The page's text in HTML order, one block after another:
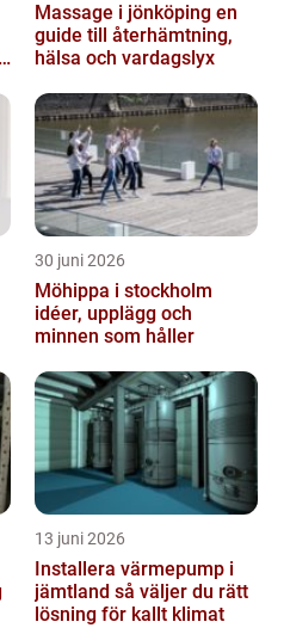
Massage i jönköping en
guide till återhämtning,
hälsa och vardagslyx
30 juni 2026
Möhippa i stockholm
idéer, upplägg och
minnen som håller
13 juni 2026
Installera värmepump i
jämtland så väljer du rätt
lösning för kallt klimat